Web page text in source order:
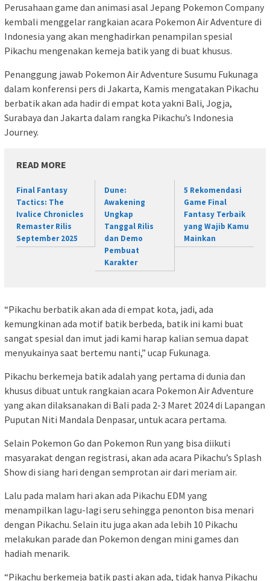
Perusahaan game dan animasi asal Jepang Pokemon Company
kembali menggelar rangkaian acara Pokemon Air Adventure di
Indonesia yang akan menghadirkan penampilan spesial
Pikachu mengenakan kemeja batik yang di buat khusus.
Penanggung jawab Pokemon Air Adventure Susumu Fukunaga
dalam konferensi pers di Jakarta, Kamis mengatakan Pikachu
berbatik akan ada hadir di empat kota yakni Bali, Jogja,
Surabaya dan Jakarta dalam rangka Pikachu’s Indonesia
Journey.
READ MORE
Final Fantasy
Tactics: The
Ivalice Chronicles
Remaster Rilis
September 2025
Dune:
Awakening
Ungkap
Tanggal Rilis
dan Demo
Pembuat
Karakter
5 Rekomendasi
Game Final
Fantasy Terbaik
yang Wajib Kamu
Mainkan
“Pikachu berbatik akan ada di empat kota, jadi, ada
kemungkinan ada motif batik berbeda, batik ini kami buat
sangat spesial dan imut jadi kami harap kalian semua dapat
menyukainya saat bertemu nanti,” ucap Fukunaga.
Pikachu berkemeja batik adalah yang pertama di dunia dan
khusus dibuat untuk rangkaian acara Pokemon Air Adventure
yang akan dilaksanakan di Bali pada 2-3 Maret 2024 di Lapangan
Puputan Niti Mandala Denpasar, untuk acara pertama.
Selain Pokemon Go dan Pokemon Run yang bisa diikuti
masyarakat dengan registrasi, akan ada acara Pikachu’s Splash
Show di siang hari dengan semprotan air dari meriam air.
Lalu pada malam hari akan ada Pikachu EDM yang
menampilkan lagu-lagi seru sehingga penonton bisa menari
dengan Pikachu. Selain itu juga akan ada lebih 10 Pikachu
melakukan parade dan Pokemon dengan mini games dan
hadiah menarik.
“Pikachu berkemeja batik pasti akan ada, tidak hanya Pikachu